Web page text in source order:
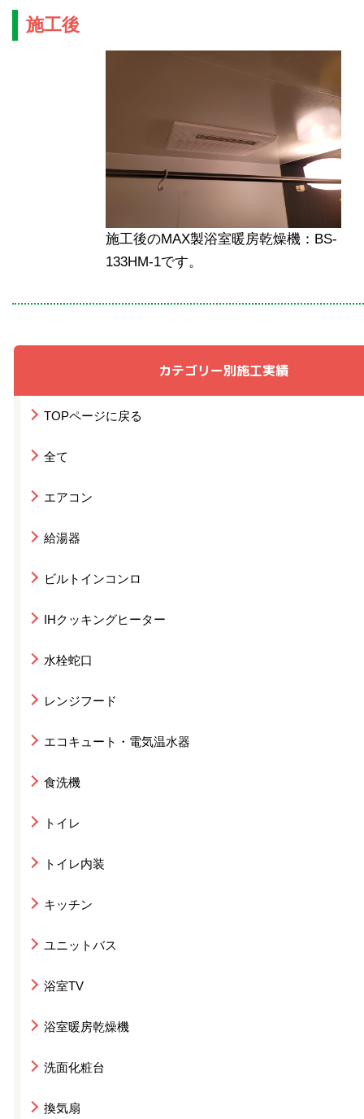
カテゴリー別施工実績
TOPページに戻る
全て
エアコン
給湯器
ビルトインコンロ
IHクッキングヒーター
水栓蛇口
レンジフード
エコキュート・電気温水器
食洗機
トイレ
トイレ内装
キッチン
ユニットバス
浴室TV
浴室暖房乾燥機
洗面化粧台
換気扇
施工後
施工後のMAX製浴室暖房乾燥機：BS-
133HM-1です。